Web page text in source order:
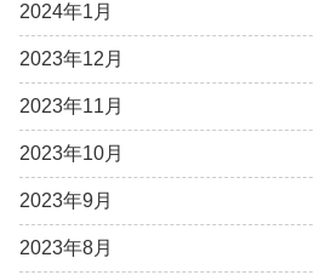
2024年1月
2023年12月
2023年11月
2023年10月
2023年9月
2023年8月